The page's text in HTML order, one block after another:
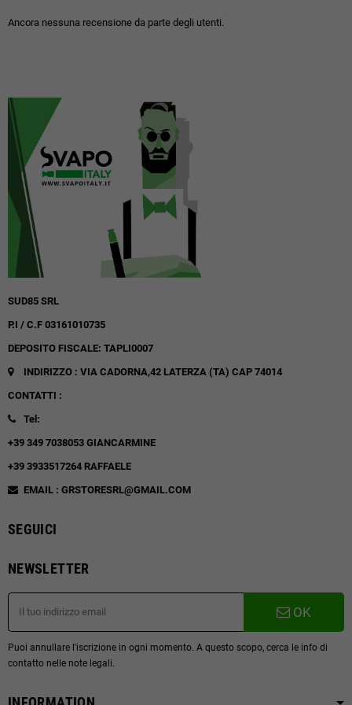
Ancora nessuna recensione da parte degli utenti.
SUD85 SRL
P.I / C.F 03161010735
DEPOSITO FISCALE: TAPLI0007
INDIRIZZO : VIA CADORNA,42 LATERZA (TA) CAP 74014
CONTATTI :
Tel:
+39 349 7038053 GIANCARMINE
+39 3933517264 RAFFAELE
EMAIL : GRSTORESRL@GMAIL.COM
SEGUICI
NEWSLETTER
OK
Puoi annullare l'iscrizione in ogni momento. A questo scopo, cerca le info di
contatto nelle note legali.